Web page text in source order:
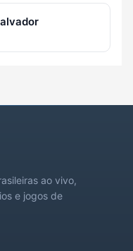
ao vivo,
e jogos de